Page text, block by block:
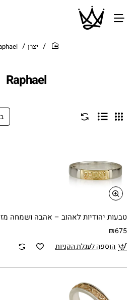
Raphael
home
יצרן
טבעות יהודיות לאהוב – אהבה ושמחה
₪675
הוספה לעגלת הקניות